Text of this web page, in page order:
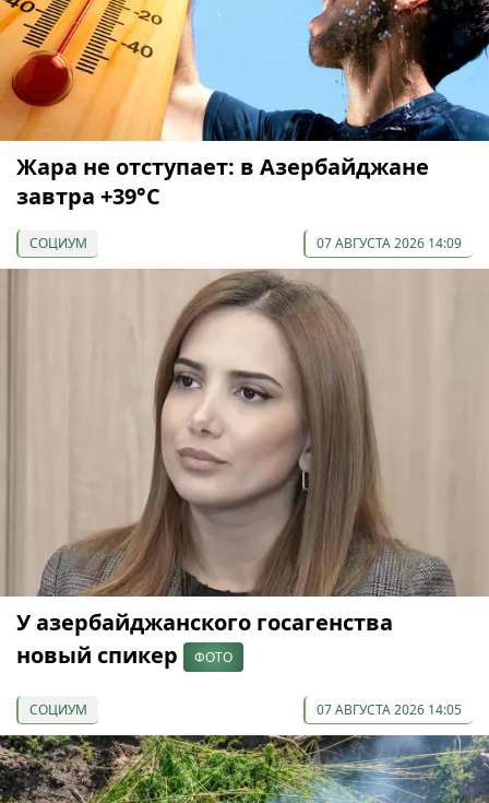
Жара не отступает: в Азербайджане
завтра +39°С
СОЦИУМ 07 АВГУСТА 2026 14:09
У азербайджанского госагенства
новый спикер
ФОТО
СОЦИУМ 07 АВГУСТА 2026 14:05